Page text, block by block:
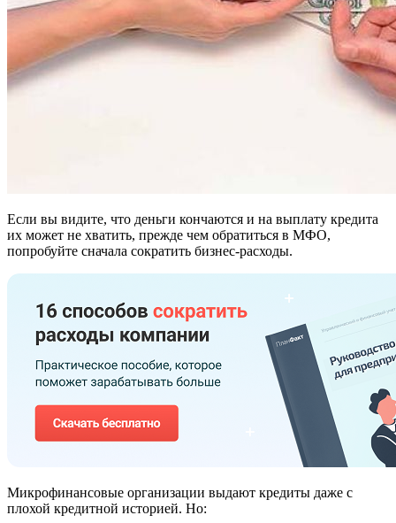
Если вы видите, что деньги кончаются и на выплату кредита
их может не хватить, прежде чем обратиться в МФО,
попробуйте сначала сократить бизнес-расходы.
Микрофинансовые организации выдают кредиты даже с
плохой кредитной историей. Но: